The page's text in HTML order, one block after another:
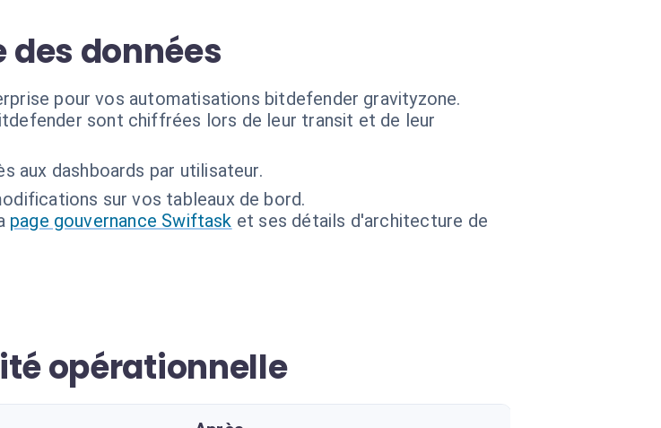
données
pour vos automatisations bitdefender gravityzone.
sont chiffrées lors de leur transit et de leur
aux dashboards par utilisateur.
sur vos tableaux de bord.
page gouvernance Swiftask et ses détails d'architecture de
opérationnelle